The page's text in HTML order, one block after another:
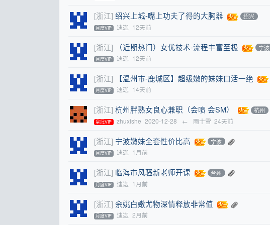
[浙江] 绍兴上城-嘴上功夫了得的大胸器 绍兴
月度VIP 迪迦 12天前
[浙江] （近期热门）女优技术-流程丰富至极 宁波
月度VIP 迪迦 12天前
[浙江] 【温州市-鹿城区】超级嫩的妹妹口活一绝
月度VIP 迪迦 14天前
[浙江] 杭州胖熟女良心兼职（会喷 会SM） 杭州
皇冠VIP zhuxishe 2020-12-28 ← 雨十雪 24天前
[浙江] 宁波嫩妹全套性价比高 宁波
月度VIP 迪迦 1月前
[浙江] 临海市风骚新老师开课 台州
月度VIP 迪迦 1月前
[浙江] 余姚白嫩尤物深情释放非常值
月度VIP 迪迦 2月前